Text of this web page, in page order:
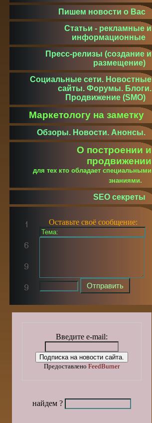
Пишем новости о Вас
Статьи - рекламные и
информационные
Пресс-релизы (создание и
размещение)
Социальные сети. Новостные
сайты. Форумы. Блоги.
Продвижение (SMO)
Маркетологу на заметку
Обзоры. Новости. Анонсы.
О построении и
продвижении
для тех кто обладает специальными
знаниями.
SEO секреты
Оставьте своё сообщение:
Введите e-mail:
Предоставлено FeedBurner
найдем ?